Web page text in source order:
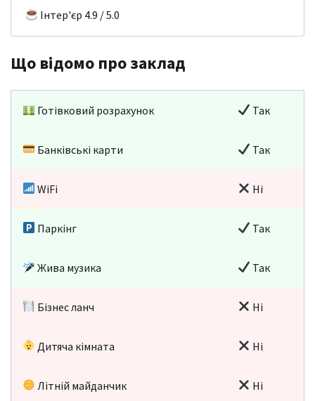
Інтер'єр 4.9 / 5.0
Що відомо про заклад
Готівковий розрахунок Так
Банківські карти Так
WiFi Ні
Паркінг Так
Жива музика Так
Бізнес ланч Ні
Дитяча кімната Ні
Літній майданчик Ні